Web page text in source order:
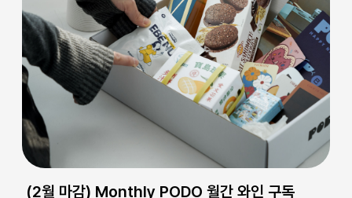
(2월 마감) Monthly PODO 월간 와인 구독